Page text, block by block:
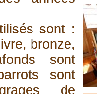
sont :
bronze,
sont
sont
de